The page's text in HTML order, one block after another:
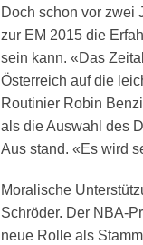
Doch schon vor zwei
zur EM 2015 die
sein kann. «Das
Österreich auf die
Routinier Robin
als die Auswahl des
Aus stand. «Es wird
Moralische
Schröder. Der NBA-
neue Rolle als